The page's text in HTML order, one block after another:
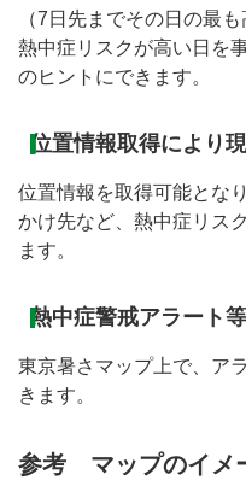
（7日先までその日の最
熱中症リスクが高い日を
のヒントにできます。
位置情報取得により
位置情報を取得可能とな
かけ先など、熱中症リス
ます。
熱中症警戒アラート
東京暑さマップ上で、ア
きます。
参考 マップのイメ